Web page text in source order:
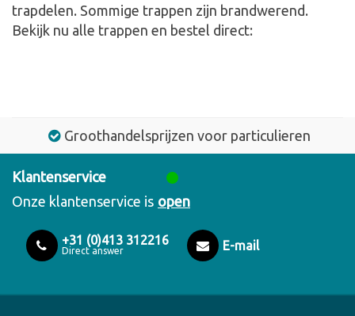
trapdelen. Sommige trappen zijn brandwerend.
Bekijk nu alle trappen en bestel direct:
Groothandelsprijzen voor particulieren
Klantenservice
Onze klantenservice is open
+31 (0)413 312216
Direct answer E-mail